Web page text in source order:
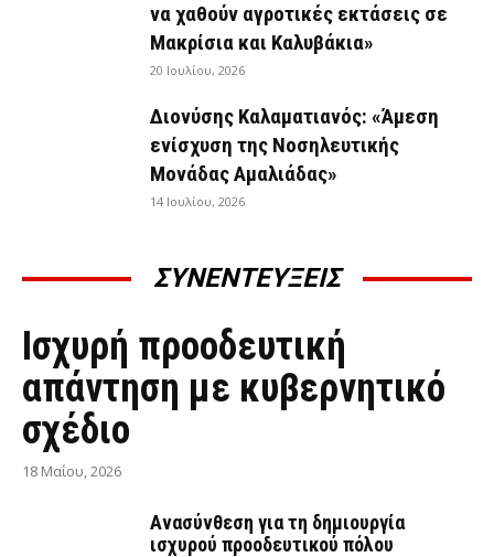
να χαθούν αγροτικές εκτάσεις σε
Μακρίσια και Καλυβάκια»
20 Ιουλίου, 2026
Διονύσης Καλαματιανός: «Άμεση
ενίσχυση της Νοσηλευτικής
Μονάδας Αμαλιάδας»
14 Ιουλίου, 2026
ΣΥΝΕΝΤΕΥΞΕΙΣ
ΣΥΝΕΝΤΕΎΞΕΙΣ
Ισχυρή προοδευτική
απάντηση με κυβερνητικό
σχέδιο
18 Μαΐου, 2026
Ανασύνθεση για τη δημιουργία
ισχυρού προοδευτικού πόλου